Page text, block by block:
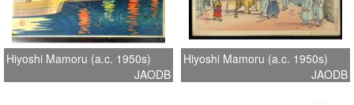
Hiyoshi Mamoru (a.c. 1950s)
JAODB
Hiyoshi Mamoru (a.c. 1950s)
JAODB